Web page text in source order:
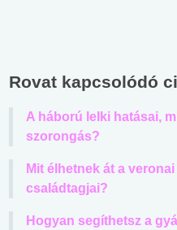
Rovat kapcsolódó
A háború lelki hatásai,
szorongás?
Mit élhetnek át a
családtagjai?
Hogyan segíthetsz a